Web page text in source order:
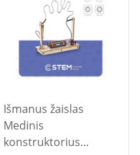
Išmanus žaislas
Medinis
konstruktorius